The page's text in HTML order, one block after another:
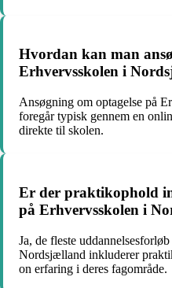
Hvordan kan man
Erhvervsskolen i
Ansøgning om optagelse på
foregår typisk gennem en
direkte til skolen.
Er der praktikophold
på Erhvervsskolen i
Ja, de fleste
Nordsjælland inkluderer
on erfaring i deres fagområde.